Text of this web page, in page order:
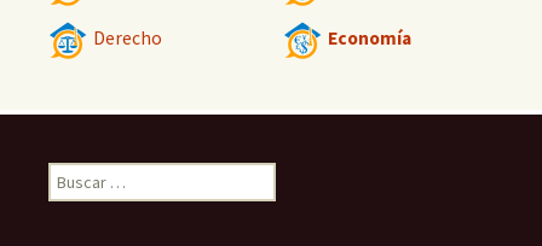
Derecho Economía
Buscar: